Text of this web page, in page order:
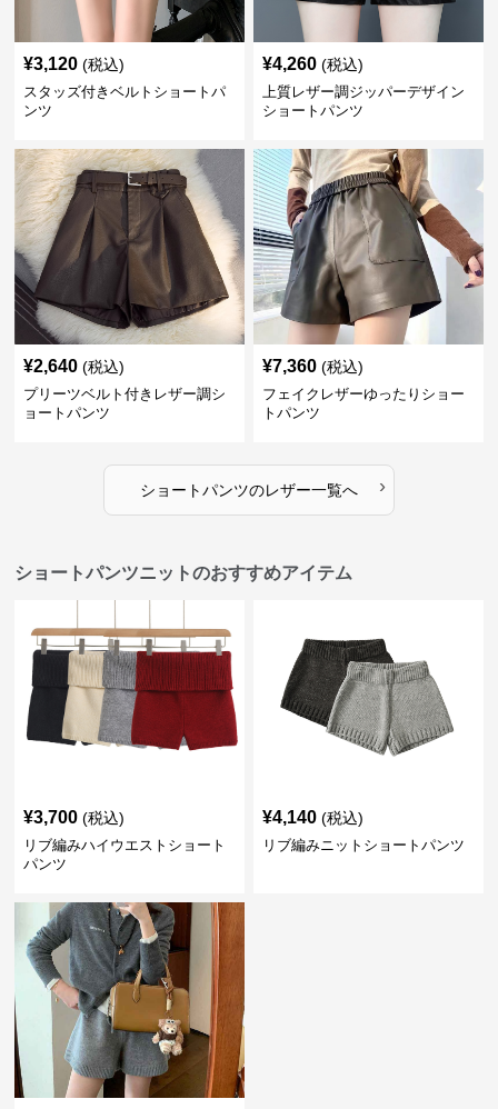
¥3,120 (税込)
スタッズ付きベルトショートパ
ンツ
¥4,260 (税込)
上質レザー調ジッパーデザイン
ショートパンツ
¥2,640 (税込)
プリーツベルト付きレザー調シ
ョートパンツ
¥7,360 (税込)
フェイクレザーゆったりショー
トパンツ
ショートパンツのレザー一覧へ ›
ショートパンツニットのおすすめアイテム
¥3,700 (税込)
リブ編みハイウエストショート
パンツ
¥4,140 (税込)
リブ編みニットショートパンツ